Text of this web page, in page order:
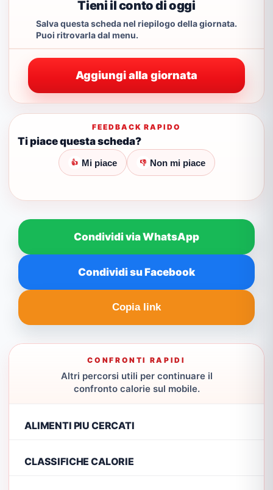
Tieni il conto di oggi
Salva questa scheda nel riepilogo della giornata.
Puoi ritrovarla dal menu.
Aggiungi alla giornata
FEEDBACK RAPIDO
Ti piace questa scheda?
👍 Mi piace 👎 Non mi piace
Condividi via WhatsApp
Condividi su Facebook
Copia link
CONFRONTI RAPIDI
Altri percorsi utili per continuare il
confronto calorie sul mobile.
ALIMENTI PIU CERCATI
CLASSIFICHE CALORIE